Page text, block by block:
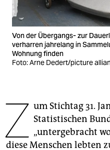
shop
fragen & hilfe
unterstützen
epaper login
Von der Übergangs- zur
verharren jahrelang in
Wohnung finden
Foto: Arne Dedert/picture
Z um Stichtag 31.
Statistischen
„untergebracht
diese Menschen lebten